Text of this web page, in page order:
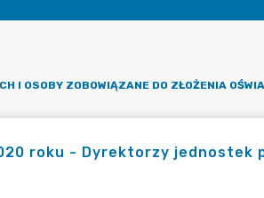
I OSOBY ZOBOWIĄZANE DO ZŁOŻENIA
roku - Dyrektorzy jednostek